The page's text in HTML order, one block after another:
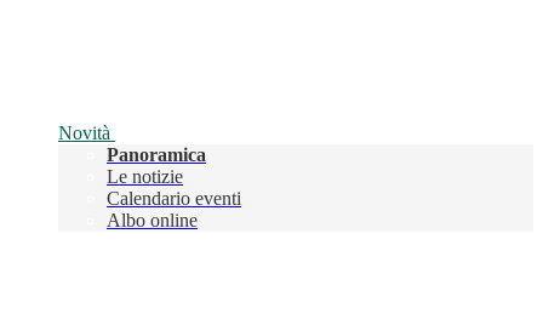
Novità
Panoramica
Le notizie
Calendario eventi
Albo online